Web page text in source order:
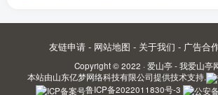
友链申请 - 网站地图 - 关于我们 - 广告合
Copyright © 2022 · 爱山亭 - 我爱山亭
本站由山东亿梦网络科技有限公司提供技术支持.
鲁ICP备2022011830号-3